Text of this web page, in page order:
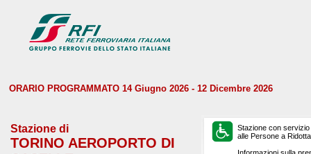
ORARIO PROGRAMMATO 14 Giugno 2026 - 12 Dicembre 2026
Stazione di
TORINO AEROPORTO DI
Stazione con
alle Persone a